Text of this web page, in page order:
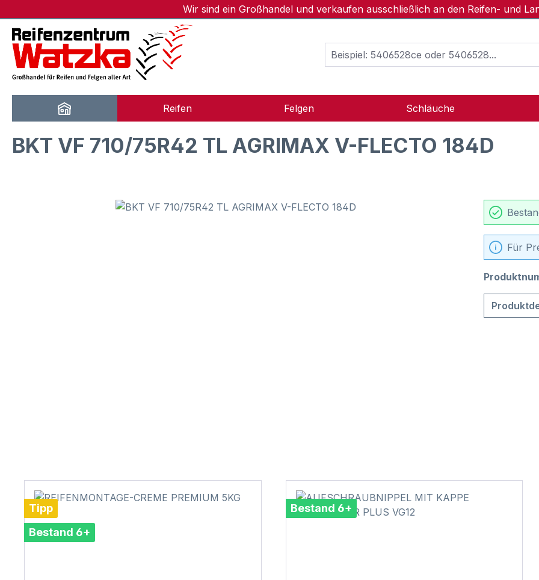
Wir sind ein Großhandel und verkaufen ausschließlich an den Reifen- und
Reifen Felgen Schläuche
BKT VF 710/75R42 TL AGRIMAX V-FLECTO 184D
Bildergalerie überspringen
Für
Tipp
Bestand 6+
Bestand 6+